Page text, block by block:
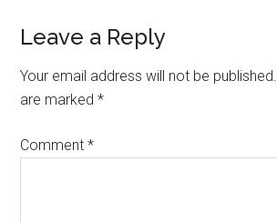
Reader
Interactions
Leave a Reply
Your email address will not be published.
are marked*
Comment*